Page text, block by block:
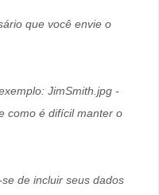
que você envie o
JimSmith.jpg -
como é difícil manter o
de incluir seus dados